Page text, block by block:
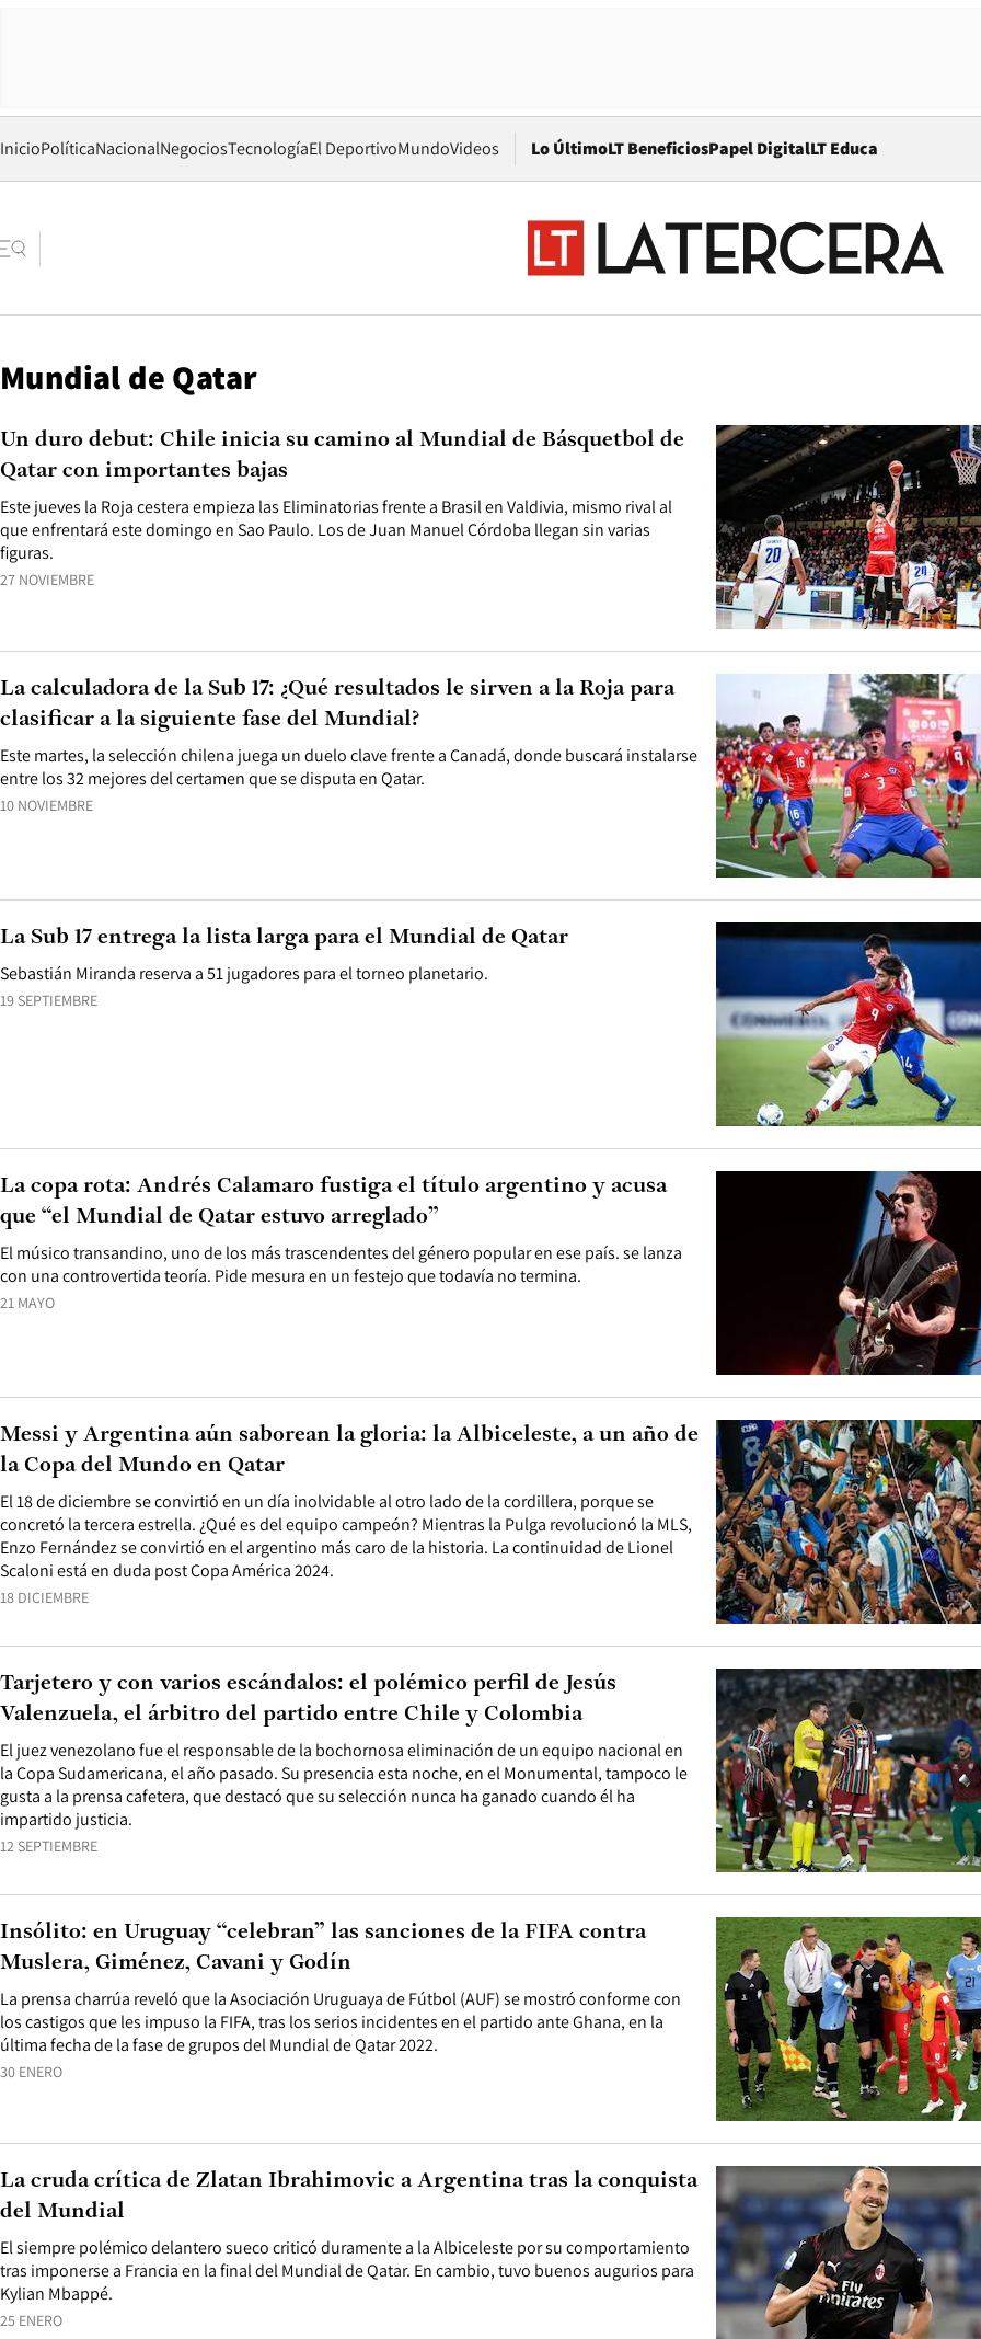
InicioPolíticaNacionalNegociosTecnologíaEl DeportivoMundoVideos Lo ÚltimoLT BeneficiosPapel DigitalOpens in new window
LT Educa
Mundial de Qatar
27 NOVIEMBRE
Este jueves la Roja cestera empieza las Eliminatorias frente a Brasil en Valdivia, mismo rival al
que enfrentará este domingo en Sao Paulo. Los de Juan Manuel Córdoba llegan sin varias
figuras.
Un duro debut: Chile inicia su camino al Mundial de Básquetbol de
Qatar con importantes bajas
10 NOVIEMBRE
Este martes, la selección chilena juega un duelo clave frente a Canadá, donde buscará instalarse
entre los 32 mejores del certamen que se disputa en Qatar.
La calculadora de la Sub 17: ¿Qué resultados le sirven a la Roja para
clasificar a la siguiente fase del Mundial?
19 SEPTIEMBRE
Sebastián Miranda reserva a 51 jugadores para el torneo planetario.
La Sub 17 entrega la lista larga para el Mundial de Qatar
21 MAYO
El músico transandino, uno de los más trascendentes del género popular en ese país. se lanza
con una controvertida teoría. Pide mesura en un festejo que todavía no termina.
La copa rota: Andrés Calamaro fustiga el título argentino y acusa
que “el Mundial de Qatar estuvo arreglado”
18 DICIEMBRE
El 18 de diciembre se convirtió en un día inolvidable al otro lado de la cordillera, porque se
concretó la tercera estrella. ¿Qué es del equipo campeón? Mientras la Pulga revolucionó la MLS,
Enzo Fernández se convirtió en el argentino más caro de la historia. La continuidad de Lionel
Scaloni está en duda post Copa América 2024.
Messi y Argentina aún saborean la gloria: la Albiceleste, a un año de
la Copa del Mundo en Qatar
12 SEPTIEMBRE
El juez venezolano fue el responsable de la bochornosa eliminación de un equipo nacional en
la Copa Sudamericana, el año pasado. Su presencia esta noche, en el Monumental, tampoco le
gusta a la prensa cafetera, que destacó que su selección nunca ha ganado cuando él ha
impartido justicia.
Tarjetero y con varios escándalos: el polémico perfil de Jesús
Valenzuela, el árbitro del partido entre Chile y Colombia
30 ENERO
La prensa charrúa reveló que la Asociación Uruguaya de Fútbol (AUF) se mostró conforme con
los castigos que les impuso la FIFA, tras los serios incidentes en el partido ante Ghana, en la
última fecha de la fase de grupos del Mundial de Qatar 2022.
Insólito: en Uruguay “celebran” las sanciones de la FIFA contra
Muslera, Giménez, Cavani y Godín
25 ENERO
El siempre polémico delantero sueco criticó duramente a la Albiceleste por su comportamiento
tras imponerse a Francia en la final del Mundial de Qatar. En cambio, tuvo buenos augurios para
Kylian Mbappé.
La cruda crítica de Zlatan Ibrahimovic a Argentina tras la conquista
del Mundial